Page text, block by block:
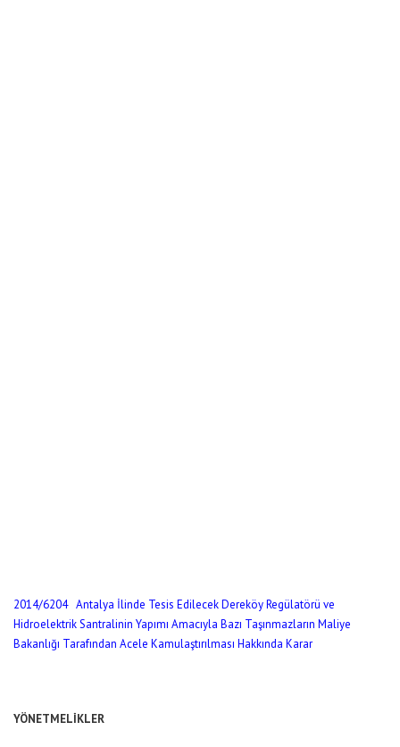
2014/6204 Antalya İlinde Tesis Edilecek Dereköy Regülatörü ve
Hidroelektrik Santralinin Yapımı Amacıyla Bazı Taşınmazların Maliye
Bakanlığı Tarafından Acele Kamulaştırılması Hakkında Karar
YÖNETMELİKLER